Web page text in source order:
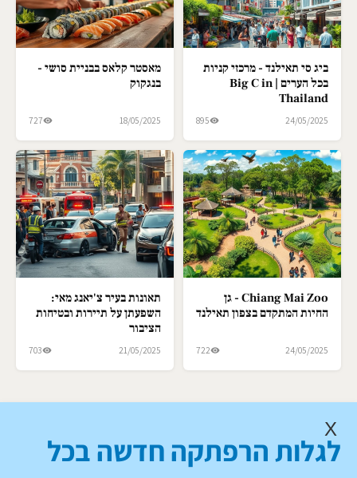
ביג סי תאילנד - מרכזי קניות
בכל הערים | Big C in
Thailand
24/05/2025
895
מאסטר קלאס בבניית סושי -
בנגקוק
18/05/2025
727
Chiang Mai Zoo - גן
החיות המתקדם בצפון תאילנד
24/05/2025
722
תאונות בעיר צ'יאנג מאי:
השפעתן על תיירות ובטיחות
הציבור
21/05/2025
703
X
לגלות הרפתקה חדשה בכל